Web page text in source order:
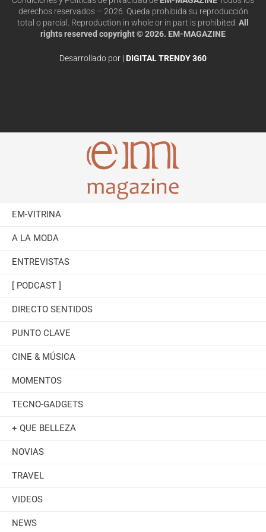
derechos reservados – 2026. Queda prohibida su reproducción
total o parcial. Reproduction in whole or in part is prohibited. All
rights reserved copyright © 2026. EM-MAGAZINE
Desarrollado por | DIGITAL TRENDY 360
EM-VITRINA
A LA MODA
ENTREVISTAS
[ PODCAST ]
DIRECTO SENTIDOS
PUNTO CLAVE
CINE & MÚSICA
MOMENTOS
TECNO-GADGETS
+ QUE BELLEZA
NOVIAS
TRAVEL
VIDEOS
NEWS